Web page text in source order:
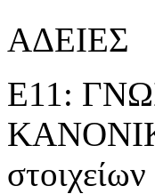
ΑΔΕΙΕΣ
Ε11: